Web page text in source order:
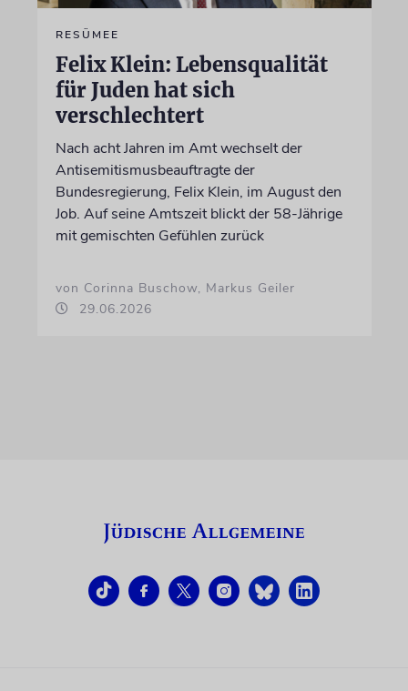
RESÜMEE
Felix Klein: Lebensqualität
für Juden hat sich
verschlechtert
Nach acht Jahren im Amt wechselt der
Antisemitismusbeauftragte der
Bundesregierung, Felix Klein, im August den
Job. Auf seine Amtszeit blickt der 58-Jährige
mit gemischten Gefühlen zurück
von Corinna Buschow, Markus Geiler
29.06.2026